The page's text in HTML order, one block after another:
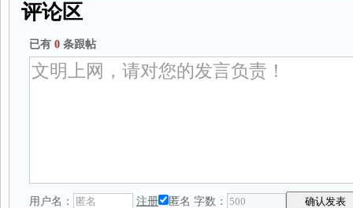
评论区
已有 0 条跟帖
用户名： 注册 匿名 字数：